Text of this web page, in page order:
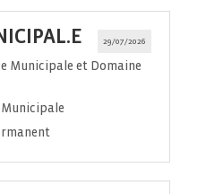
29/07/2026
(Nouvelle
fenêtre)
Municipale et Domaine
Municipale